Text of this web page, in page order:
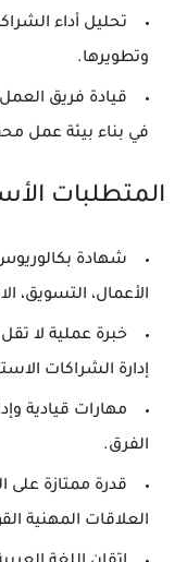
تحليل أداء
وتطويرها.
قيادة فريق
في بناء بيئة عمل
المتطلبات
شهادة
الأعمال، التسويق،
إدارة الشراكات
مهارات قيادية
الفرق.
قدرة ممتازة على
العلاقات المهنية